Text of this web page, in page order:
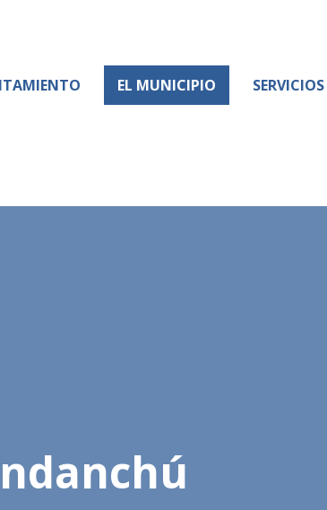
EL MUNICIPIO SERVICIOS